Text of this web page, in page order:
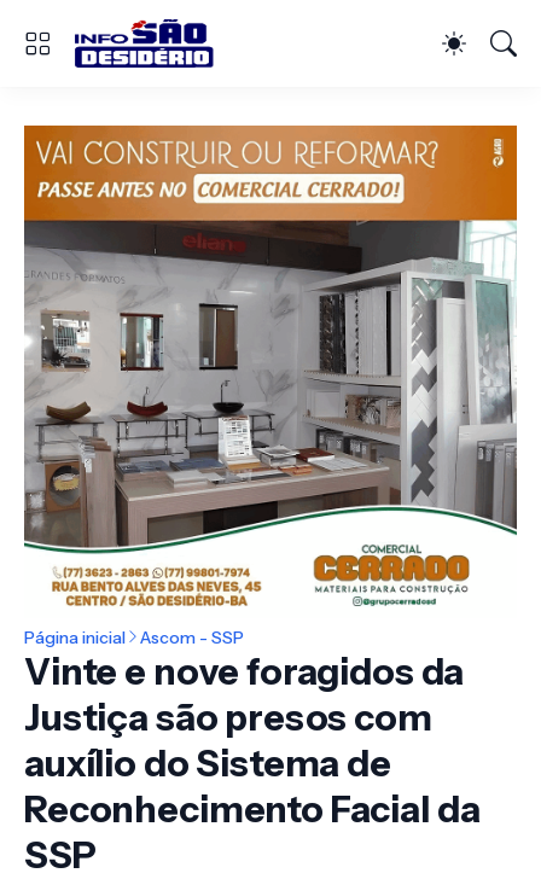
Página inicial Ascom - SSP
Vinte e nove foragidos da
Justiça são presos com
auxílio do Sistema de
Reconhecimento Facial da
SSP